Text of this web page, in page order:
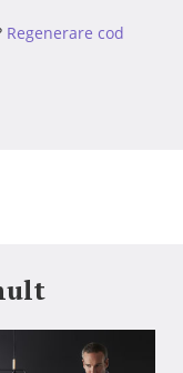
Regenerare cod